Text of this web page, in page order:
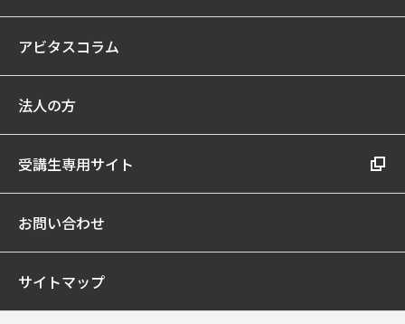
アビタスコラム
法人の方
受講生専用サイト
お問い合わせ
サイトマップ